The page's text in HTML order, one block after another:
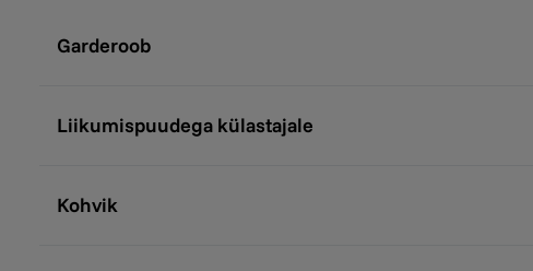
Garderoob
Liikumispuudega külastajale
Kohvik